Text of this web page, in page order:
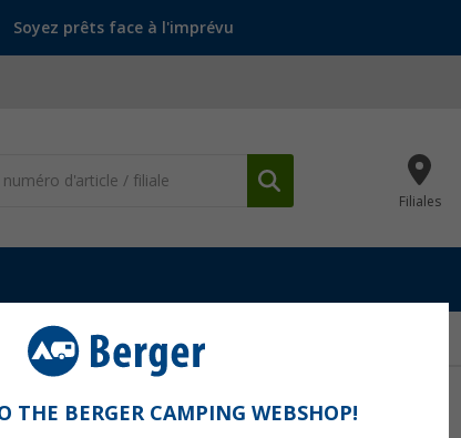
Soyez prêts face à l'imprévu
Filiales
THE BERGER CAMPING WEBSHOP!